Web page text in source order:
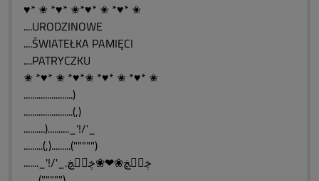
♥* ✬ *♥* ✬*♥* ✬ *♥* ✬
....URODZINOWE
....ŚWIATEŁKA PAMIĘCI
....PATRYCZKU
✬ *♥* ✬ *♥*✬ *♥* ✬ *♥* ✬
.......................)
.......................(,)
..........).........._'!/'_
.........(,).........(""""")
......._'!/'_.ڿڰۣڿ❀❤❀ڿڰۣڿ